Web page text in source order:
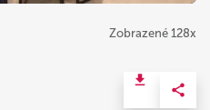
Zobrazené 128x